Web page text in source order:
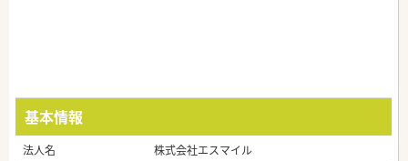
基本情報
法人名
株式会社エスマイル